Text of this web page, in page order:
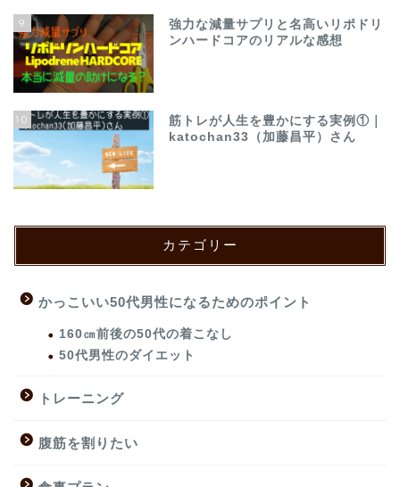
9
強力な減量サプリと名高いリポドリ
ンハードコアのリアルな感想
10
筋トレが人生を豊かにする実例①｜
katochan33（加藤昌平）さん
カテゴリー
かっこいい50代男性になるためのポイント
160㎝前後の50代の着こなし
50代男性のダイエット
トレーニング
腹筋を割りたい